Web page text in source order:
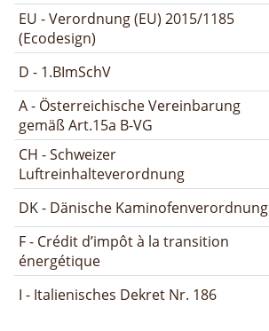
EU - Verordnung (EU) 2015/1185
(Ecodesign)
D - 1.BImSchV
A - Österreichische Vereinbarung
gemäß Art.15a B-VG
CH - Schweizer
Luftreinhalteverordnung
DK - Dänische Kaminofenverordnung
F - Crédit d’impôt à la transition
énergétique
I - Italienisches Dekret Nr. 186